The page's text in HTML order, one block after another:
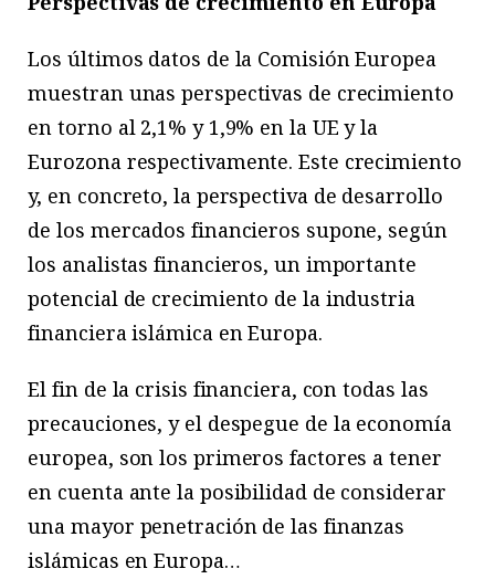
Los últimos datos de la Comisión Europea
muestran unas perspectivas de crecimiento
en torno al 2,1% y 1,9% en la UE y la
Eurozona respectivamente. Este crecimiento
y, en concreto, la perspectiva de desarrollo
de los mercados financieros supone, según
los analistas financieros, un importante
potencial de crecimiento de la industria
financiera islámica en Europa.
El fin de la crisis financiera, con todas las
precauciones, y el despegue de la economía
europea, son los primeros factores a tener
en cuenta ante la posibilidad de considerar
una mayor penetración de las finanzas
islámicas en Europa…